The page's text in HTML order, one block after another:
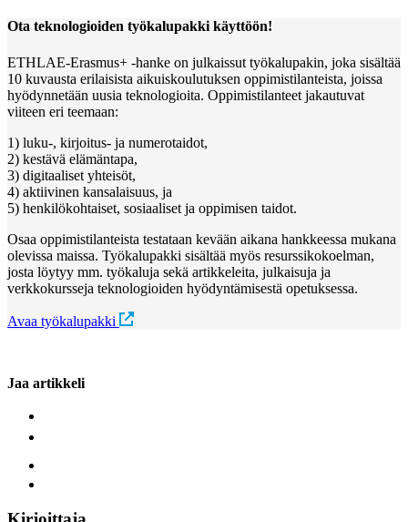
Ota teknologioiden työkalupakki käyttöön!
ETHLAE-Erasmus+ -hanke on julkaissut työkalupakin, joka sisältää
10 kuvausta erilaisista aikuiskoulutuksen oppimistilanteista, joissa
hyödynnetään uusia teknologioita. Oppimistilanteet jakautuvat
viiteen eri teemaan:
1) luku-, kirjoitus- ja numerotaidot,
2) kestävä elämäntapa,
3) digitaaliset yhteisöt,
4) aktiivinen kansalaisuus, ja
5) henkilökohtaiset, sosiaaliset ja oppimisen taidot.
Osaa oppimistilanteista testataan kevään aikana hankkeessa mukana
olevissa maissa. Työkalupakki sisältää myös resurssikokoelman,
josta löytyy mm. työkaluja sekä artikkeleita, julkaisuja ja
verkkokursseja teknologioiden hyödyntämisestä opetuksessa.
Avaa työkalupakki
Jaa artikkeli